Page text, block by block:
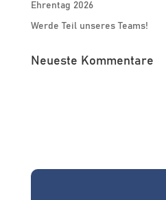
Ehrentag 2026
Werde Teil unseres Teams!
Neueste Kommentare